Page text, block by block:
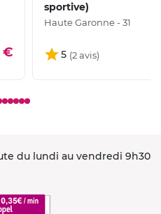
€
sportive)
Haute Garonne - 31
5
du lundi au vendredi 9h30